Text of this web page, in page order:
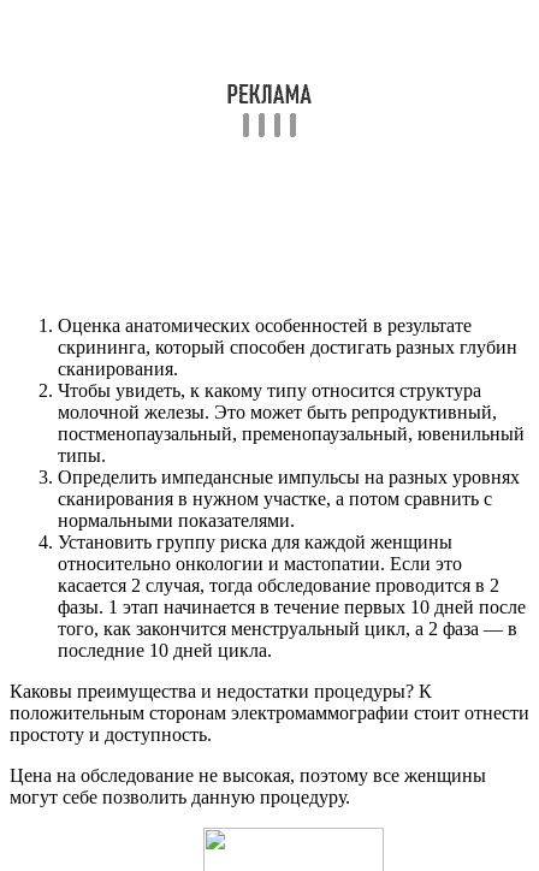
Оценка анатомических особенностей в результате
скрининга, который способен достигать разных глубин
сканирования.
Чтобы увидеть, к какому типу относится структура
молочной железы. Это может быть репродуктивный,
постменопаузальный, пременопаузальный, ювенильный
типы.
Определить импедансные импульсы на разных уровнях
сканирования в нужном участке, а потом сравнить с
нормальными показателями.
Установить группу риска для каждой женщины
относительно онкологии и мастопатии. Если это
касается 2 случая, тогда обследование проводится в 2
фазы. 1 этап начинается в течение первых 10 дней после
того, как закончится менструальный цикл, а 2 фаза — в
последние 10 дней цикла.
Каковы преимущества и недостатки процедуры? К
положительным сторонам электромаммографии стоит отнести
простоту и доступность.
Цена на обследование не высокая, поэтому все женщины
могут себе позволить данную процедуру.